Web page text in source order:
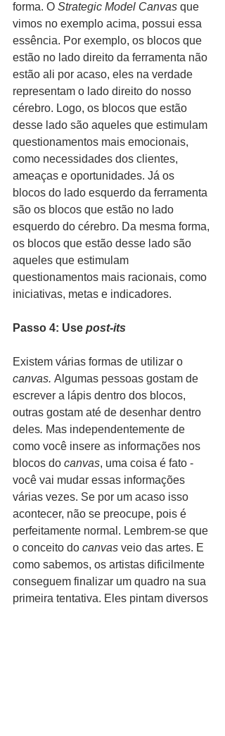
forma. O Strategic Model Canvas que
vimos no exemplo acima, possui essa
essência. Por exemplo, os blocos que
estão no lado direito da ferramenta não
estão ali por acaso, eles na verdade
representam o lado direito do nosso
cérebro. Logo, os blocos que estão
desse lado são aqueles que estimulam
questionamentos mais emocionais,
como necessidades dos clientes,
ameaças e oportunidades. Já os
blocos do lado esquerdo da ferramenta
são os blocos que estão no lado
esquerdo do cérebro. Da mesma forma,
os blocos que estão desse lado são
aqueles que estimulam
questionamentos mais racionais, como
iniciativas, metas e indicadores.
Passo 4: Use post-its
Existem várias formas de utilizar o
canvas. Algumas pessoas gostam de
escrever a lápis dentro dos blocos,
outras gostam até de desenhar dentro
deles. Mas independentemente de
como você insere as informações nos
blocos do canvas, uma coisa é fato -
você vai mudar essas informações
várias vezes. Se por um acaso isso
acontecer, não se preocupe, pois é
perfeitamente normal. Lembrem-se que
o conceito do canvas veio das artes. E
como sabemos, os artistas dificilmente
conseguem finalizar um quadro na sua
primeira tentativa. Eles pintam diversos